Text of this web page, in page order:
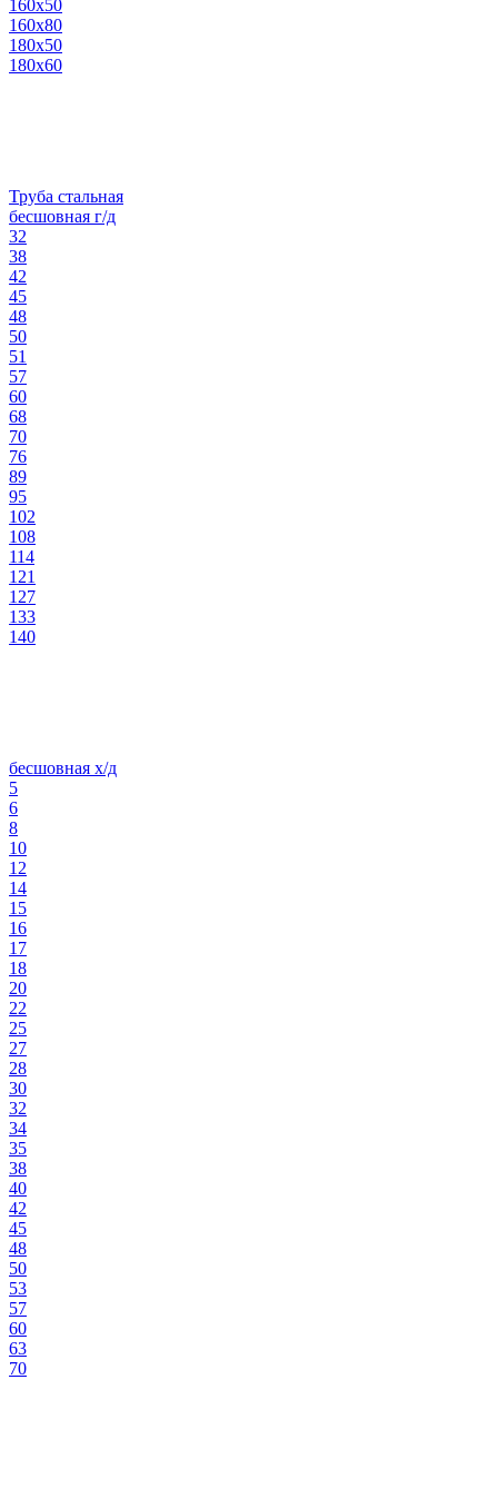
160х50
160х80
180х50
180х60
Труба стальная
бесшовная г/д
32
38
42
45
48
50
51
57
60
68
70
76
89
95
102
108
114
121
127
133
140
бесшовная х/д
5
6
8
10
12
14
15
16
17
18
20
22
25
27
28
30
32
34
35
38
40
42
45
48
50
53
57
60
63
70